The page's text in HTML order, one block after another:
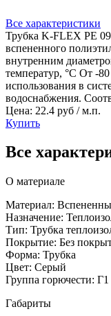
Все характеристики
Трубка K-FLEX PE
вспененного
внутренним
температур, °C От -
использования в
водоснабжения.
Цена: 22.4 руб / м.п.
Купить
Все
О материале
Материал:
Назначение:
Тип: Трубка
Покрытие: Без
Форма: Трубка
Цвет: Серый
Группа горючести:
Габариты